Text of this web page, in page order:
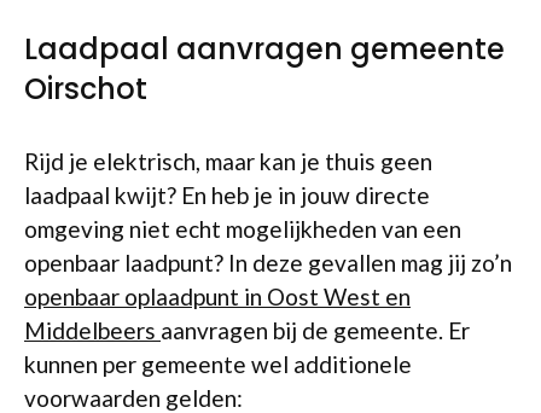
Laadpaal aanvragen gemeente
Oirschot
Rijd je elektrisch, maar kan je thuis geen
laadpaal kwijt? En heb je in jouw directe
omgeving niet echt mogelijkheden van een
openbaar laadpunt? In deze gevallen mag jij zo’n
openbaar oplaadpunt in Oost West en
Middelbeers aanvragen bij de gemeente. Er
kunnen per gemeente wel additionele
voorwaarden gelden: